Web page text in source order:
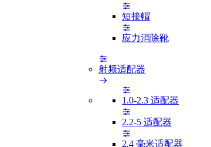
短接帽
应力消除靴
射频适配器
1.0-2.3 适配器
2.2-5 适配器
2.4 毫米适配器